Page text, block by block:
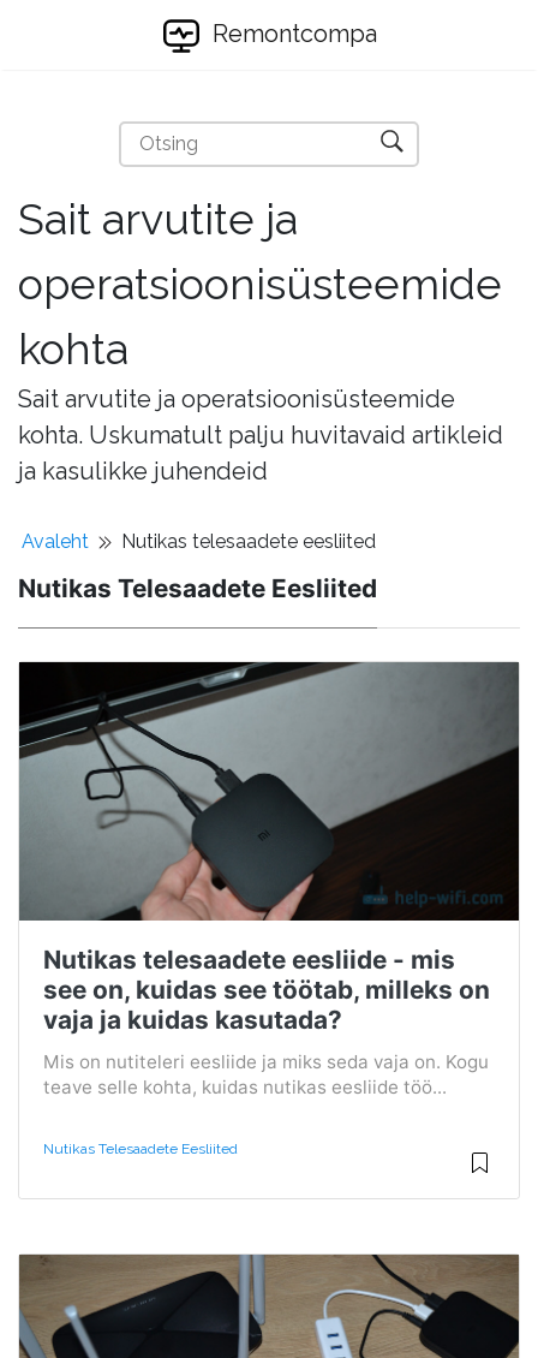
Remontcompa
Sait arvutite ja
operatsioonisüsteemide
kohta
Sait arvutite ja operatsioonisüsteemide
kohta. Uskumatult palju huvitavaid artikleid
ja kasulikke juhendeid
Avaleht Nutikas telesaadete eesliited
Nutikas Telesaadete Eesliited
Nutikas telesaadete eesliide - mis
see on, kuidas see töötab, milleks on
vaja ja kuidas kasutada?
Mis on nutiteleri eesliide ja miks seda vaja on. Kogu
teave selle kohta, kuidas nutikas eesliide töö...
Nutikas Telesaadete Eesliited